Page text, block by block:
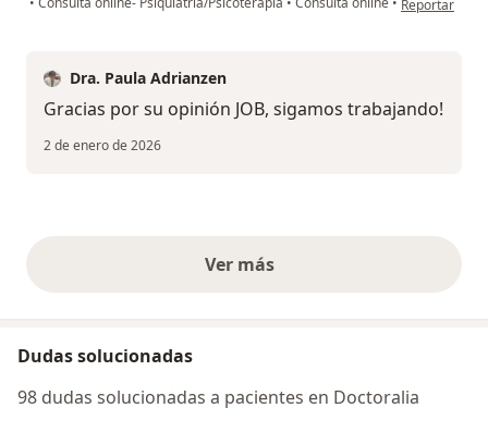
Reportar
Dra. Paula Adrianzen
Gracias por su opinión JOB, sigamos trabajando!
2 de enero de 2026
Ver másopiniones anteriores
Dudas solucionadas
98 dudas solucionadas a pacientes en Doctoralia